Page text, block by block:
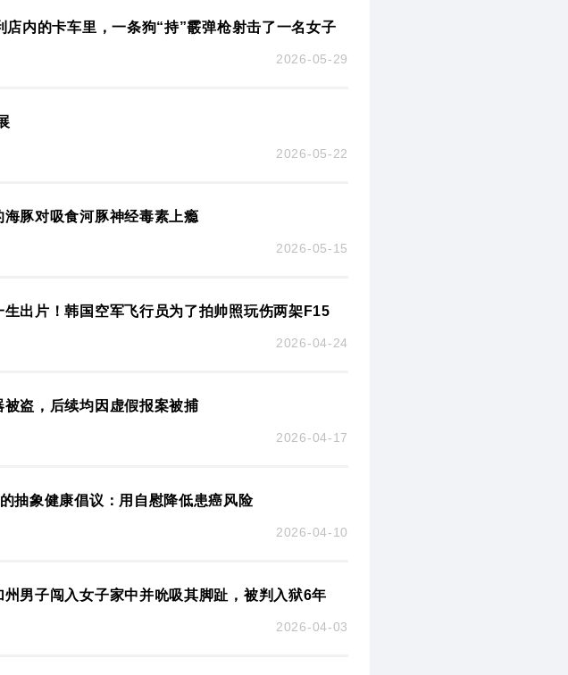
内的卡车里，一条狗“持”霰弹枪射击了一名女子
2026-05-29
2026-05-22
豚对吸食河豚神经毒素上瘾
2026-05-15
出片！韩国空军飞行员为了拍帅照玩伤两架F15
2026-04-24
盗，后续均因虚假报案被捕
2026-04-17
抽象健康倡议：用自慰降低患癌风险
2026-04-10
男子闯入女子家中并吮吸其脚趾，被判入狱6年
2026-04-03